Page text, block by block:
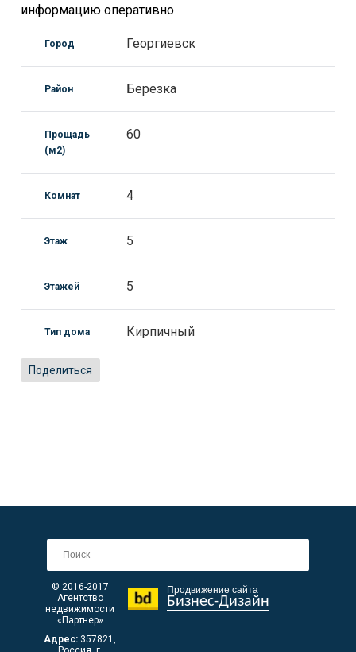
информацию оперативно
Город Георгиевск
Район Березка
Прощадь
(м2)
60
Комнат 4
Этаж 5
Этажей 5
Тип дома Кирпичный
Поделиться
Продвижение сайта
Бизнес-Дизайн
© 2016-2017
Агентство
недвижимости
«Партнер»
Адрес: 357821 ,